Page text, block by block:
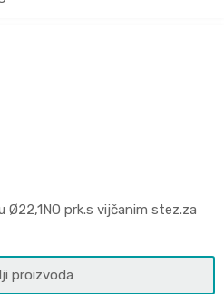
prk.s vijčanim stez.za
proizvoda